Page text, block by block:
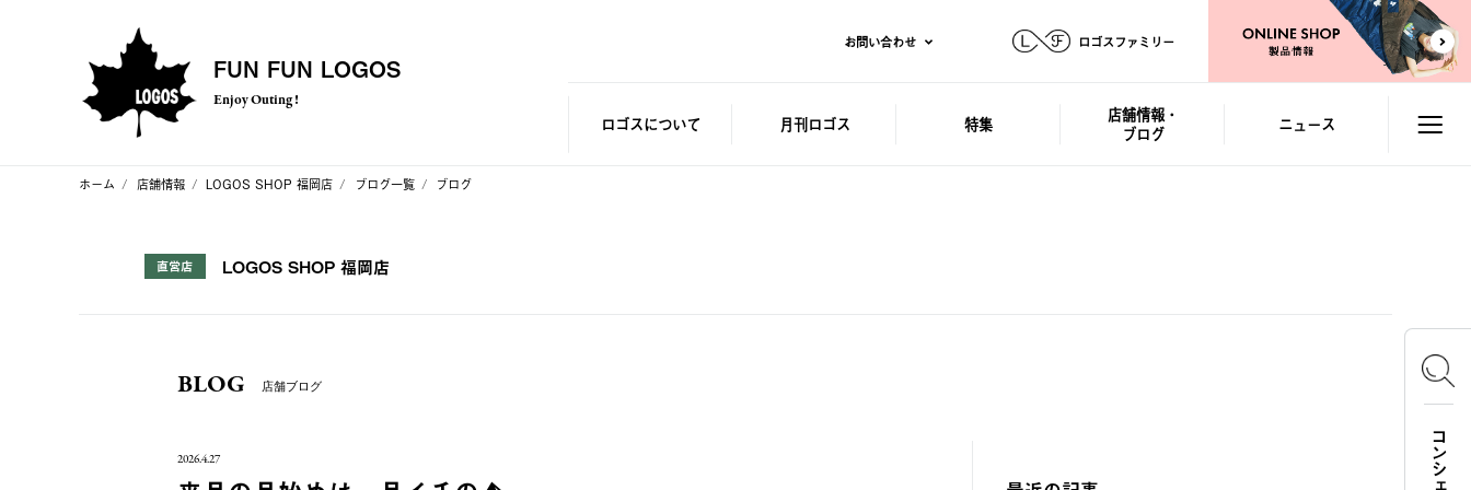
FUN FUN LOGOS
Enjoy Outing !
お問い合わせ ロゴスファミリー
ロゴスについて 月刊ロゴス 特集
店舗情報・
ブログ
ニュース
ホーム 店舗情報 LOGOS SHOP 福岡店 ブログ一覧 ブログ
直営店 LOGOS SHOP 福岡店
BLOG 店舗ブログ
2026.4.27